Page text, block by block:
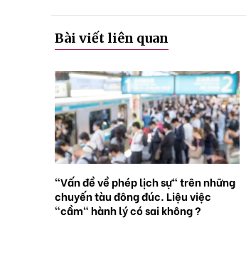
Bài viết liên quan
Nhật Bản : Hệ thống tàu điện ngầm
lắp đặt tủ khóa tự động đặt trước
qua điện thoại thông minh tại tất cả